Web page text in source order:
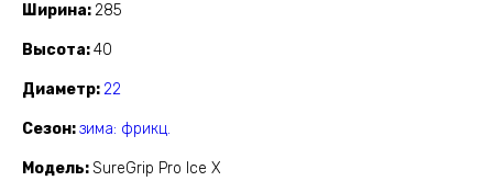
Ширина 285
Высота 40
Диаметр 22
Сезон зима: фрикц.
Модель SureGrip Pro Ice X